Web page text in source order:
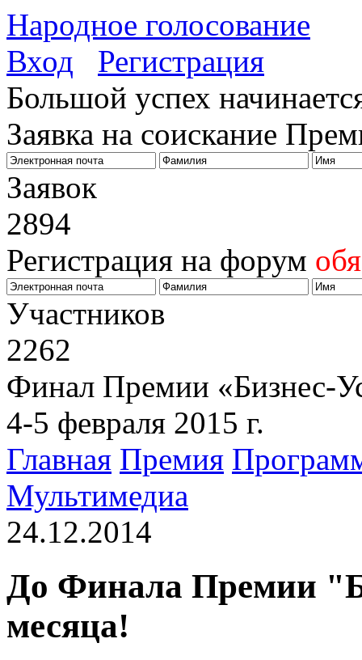
Народное голосование
Вход
Регистрация
Большой успех
Заявка на соискание
Заявок
2894
Регистрация на форум
Участников
2262
Финал Премии «Бизнес-
4-5 февраля 2015 г.
Главная Премия
Мультимедиа
24.12.2014
До Финала Премии
месяца!